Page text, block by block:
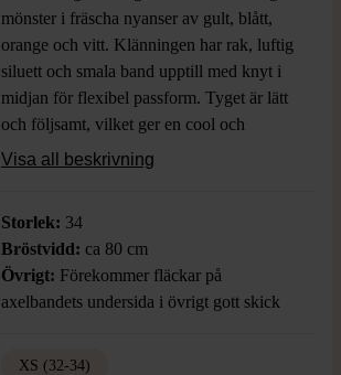
mönster i fräscha nyanser av gult, blått,
orange och vitt. Klänningen har rak, luftig
siluett och smala band upptill med knyt i
midjan för flexibel passform. Tyget är lätt
och följsamt, vilket ger en cool och
avslappnad look perfekt för dig som gillar
Visa all beskrivning
Storlek: 34
Bröstvidd: ca 80 cm
Övrigt: Förekommer fläckar på
axelbandets undersida i övrigt gott skick
XS (32-34)